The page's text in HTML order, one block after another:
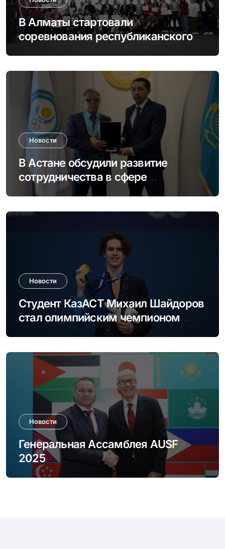
В Алматы стартовали
соревнования республиканского
Новости
В Астане обсудили развитие
сотрудничества в сфере
студенческого спорта и
Новости
Студент КазАСТ Михаил Шайдоров
стал олимпийским чемпионом
Milano Cortina 2026
Новости
Генеральная Ассамблея AUSF
2025